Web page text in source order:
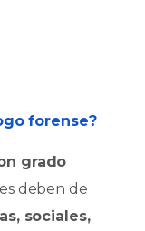
forense?
grado
deben de
sociales,